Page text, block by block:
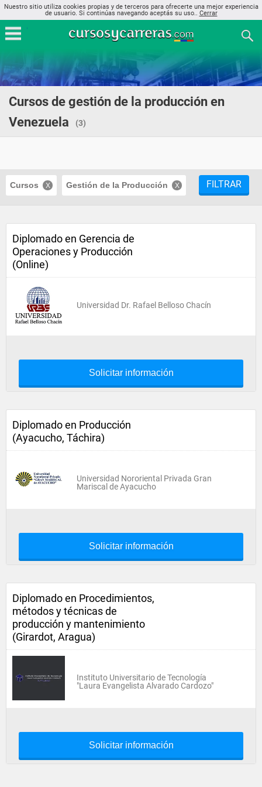
Nuestro sitio utiliza cookies propias y de terceros para ofrecerte una mejor experiencia
de usuario. Si continúas navegando aceptás su uso.. Cerrar
Cursos de gestión de la producción en
Venezuela
(3)
Cursos Gestión de la Producción FILTRAR
Diplomado en Gerencia de
Operaciones y Producción
(Online)
Universidad Dr. Rafael Belloso Chacín
Solicitar información
Diplomado en Producción
(Ayacucho, Táchira)
Universidad Nororiental Privada Gran
Mariscal de Ayacucho
Solicitar información
Diplomado en Procedimientos,
métodos y técnicas de
producción y mantenimiento
(Girardot, Aragua)
Instituto Universitario de Tecnología
"Laura Evangelista Alvarado Cardozo"
Solicitar información